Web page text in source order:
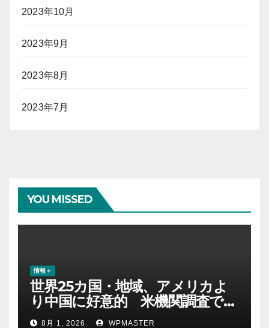
2023年10月
2023年9月
2023年8月
2023年7月
YOU MISSED
情報＋
世界25カ国・地域、アメリカよ
り中国に好意的 米機関調査で初
めて多数派に
8月 1, 2026 WPMASTER